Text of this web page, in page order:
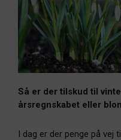
Så er der tilskud til
årsregnskabet eller
I dag er der penge på vej